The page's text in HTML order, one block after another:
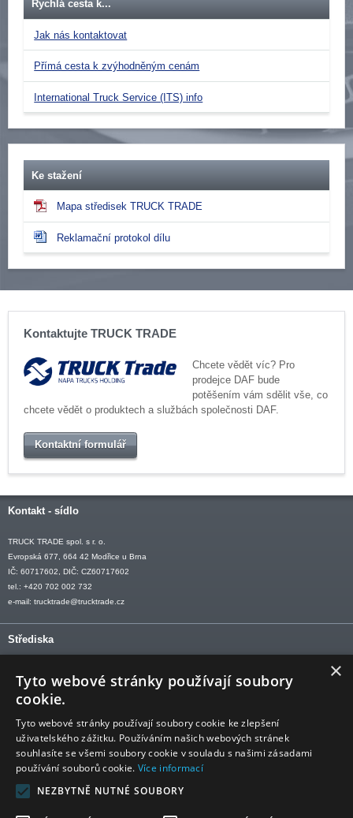
Rychlá cesta k...
Jak nás kontaktovat
Přímá cesta k zvýhodněným cenám
International Truck Service (ITS) info
Ke stažení
Mapa středisek TRUCK TRADE
Reklamační protokol dílu
Kontaktujte TRUCK TRADE
Chcete vědět víc? Pro
prodejce DAF bude
potěšením vám sdělit vše, co
chcete vědět o produktech a službách společnosti DAF.
Kontaktní formulář
Kontakt - sídlo
TRUCK TRADE spol. s r. o.
Evropská 677, 664 42 Modřice u Brna
IČ: 60717602, DIČ: CZ60717602
tel.: +420 702 002 732
e-mail: trucktrade@trucktrade.cz
Střediska
OSTRAVA tel: +420 602 547 882
OTROKOVICE tel: +420 577 110 921-2
Sledujte nás
×
Tyto webové stránky používají soubory
cookie.
Tyto webové stránky používají soubory cookie ke zlepšení
uživatelského zážitku. Používáním našich webových stránek
souhlasíte se všemi soubory cookie v souladu s našimi zásadami
používání souborů cookie. Více informací
NEZBYTNĚ NUTNÉ SOUBORY